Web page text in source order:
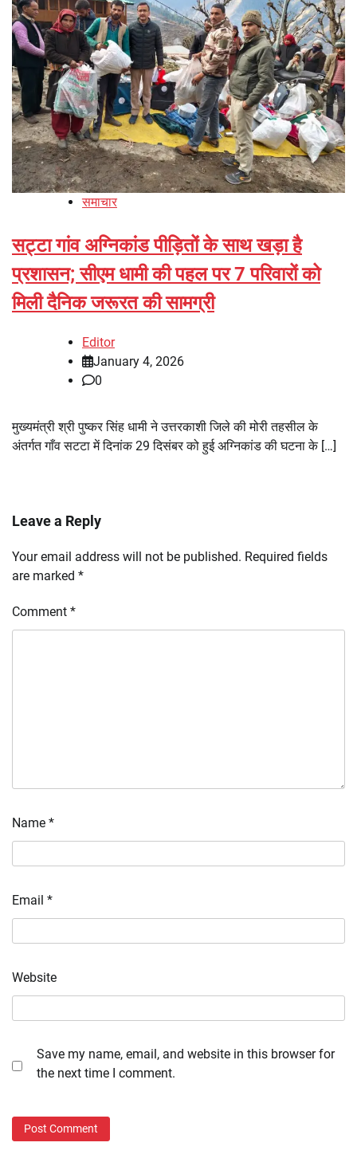
समाचार
सट्टा गांव अग्निकांड पीड़ितों के साथ खड़ा है
प्रशासन; सीएम धामी की पहल पर 7 परिवारों को
मिली दैनिक जरूरत की सामग्री
Editor
January 4, 2026
0
मुख्यमंत्री श्री पुष्कर सिंह धामी ने उत्तरकाशी जिले की मोरी तहसील के
अंतर्गत गाँव सटटा में दिनांक 29 दिसंबर को हुई अग्निकांड की घटना के […]
Leave a Reply
Your email address will not be published. Required fields
are marked *
Comment *
Name *
Email *
Website
Save my name, email, and website in this browser for
the next time I comment.